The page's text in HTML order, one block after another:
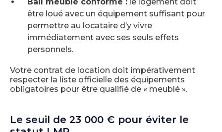
être loué avec un équipement suffisant pour
permettre au locataire d’y vivre
immédiatement avec ses seuls effets
personnels.
Votre contrat de location doit impérativement
respecter la liste officielle des équipements
obligatoires pour être qualifié de « meublé ».
Le seuil de 23 000 € pour éviter le